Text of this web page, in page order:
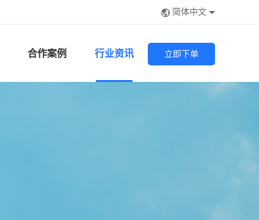
简体中文
合作案例 行业资讯 立即下单